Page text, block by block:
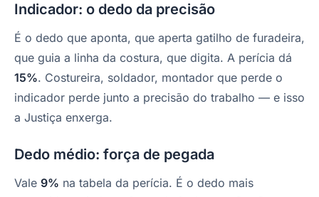
Indicador: o dedo da precisão
É o dedo que aponta, que aperta gatilho de furadeira,
que guia a linha da costura, que digita. A perícia dá
15%. Costureira, soldador, montador que perde o
indicador perde junto a precisão do trabalho — e isso
a Justiça enxerga.
Dedo médio: força de pegada
Vale 9% na tabela da perícia. É o dedo mais